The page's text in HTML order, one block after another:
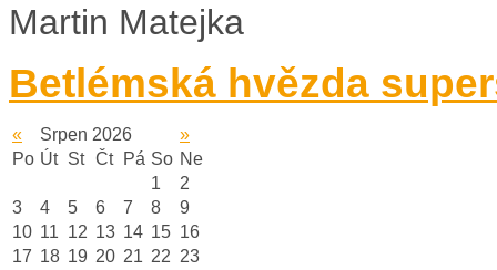
Martin Matejka
Betlémská hvězda
« Srpen 2026
»
Po Út St Čt Pá So Ne
1
2
3
4 5 6 7 8
9
10 11 12 13 14 15 16
17 18 19 20 21 22 23